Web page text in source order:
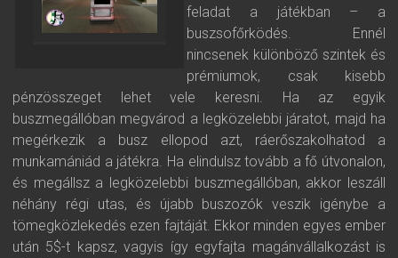
feladat a játékban – a
buszsofőrködés. Ennél
nincsenek különböző szintek és
prémiumok, csak kisebb
pénzösszeget lehet vele keresni. Ha az egyik
buszmegállóban megvárod a legközelebbi járatot, majd ha
megérkezik a busz ellopod azt, ráerőszakolhatod a
munkamániád a játékra. Ha elindulsz tovább a fő útvonalon,
és megállsz a legközelebbi buszmegállóban, akkor leszáll
néhány régi utas, és újabb buszozók veszik igénybe a
tömegközlekedés ezen fajtáját. Ekkor minden egyes ember
után 5$-t kapsz, vagyis így egyfajta magánvállalkozást is